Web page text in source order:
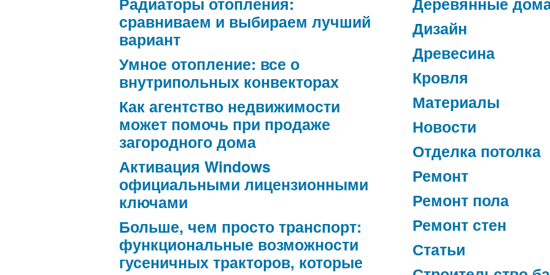
сравниваем и выбираем лучший
вариант
Умное отопление: все о
внутрипольных конвекторах
Как агентство недвижимости
может помочь при продаже
загородного дома
Активация Windows
официальными лицензионными
ключами
Больше, чем просто транспорт:
функциональные возможности
гусеничных тракторов, которые
Дизайн
Древесина
Кровля
Материалы
Новости
Отделка потолка
Ремонт
Ремонт пола
Ремонт стен
Статьи